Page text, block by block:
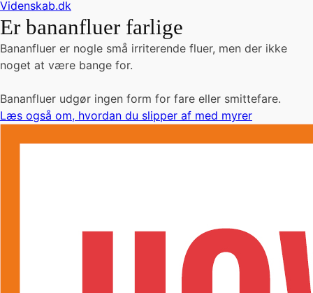
Videnskab.dk
Er bananfluer farlige
Bananfluer er nogle små irriterende fluer, men der ikke
noget at være bange for.
Bananfluer udgør ingen form for fare eller smittefare.
Læs også om, hvordan du slipper af med myrer